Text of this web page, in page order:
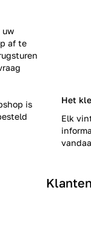
uw
af te
is
Het
Elk